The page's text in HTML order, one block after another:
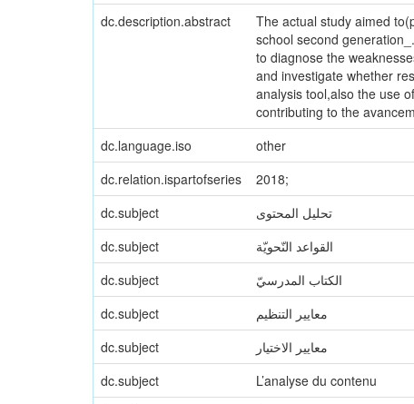
dc.description.abstract
The actual study aimed
school second
to diagnose the
and investigate whether
analysis tool,also the use
contributing to the
dc.language.iso other
dc.relation.ispartofseries
2018;
dc.subject
تحليل المحتوى
dc.subject
القواعد النّحويّة
dc.subject
الكتاب المدرسيّ
dc.subject
معايير التنظيم
dc.subject
معايير الاختيار
dc.subject
L’analyse du contenu